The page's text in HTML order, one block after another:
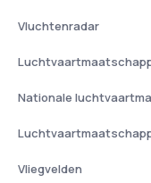
Vluchtenradar
Nationale
Vliegvelden